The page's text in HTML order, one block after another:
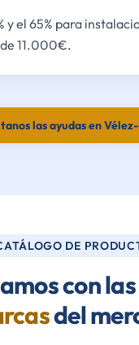
y el 65% para
11.000€.
las ayudas en
DE
con las
del